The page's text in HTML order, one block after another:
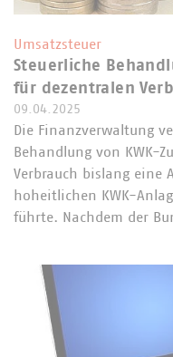
Umsatzsteuer
Steuerliche
für dezentralen
09.04.2025
Die Finanzverwaltung
Behandlung von KWK-
Verbrauch bislang eine
hoheitlichen KWK-
führte. Nachdem der